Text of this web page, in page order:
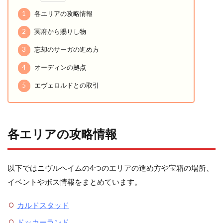
1 各エリアの攻略情報
2 冥府から賜りし物
3 忘却のサーガの進め方
4 オーディンの拠点
5 エヴェロルドとの取引
各エリアの攻略情報
以下ではニヴルヘイムの4つのエリアの進め方や宝箱の場所、
イベントやボス情報をまとめています。
カルドスタッド